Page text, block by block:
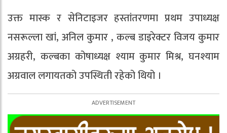
उक्त मास्क र सेनिटाइजर हस्तांतरणमा प्रथम उपाध्यक्ष
नसरूल्ला खां, अनिल कुमार , कल्ब डाइरेक्टर विजय कुमार
अग्रहरी, कल्बका कोषाध्यक्ष श्याम कुमार मिश्र, घनश्याम
अग्रवाल लगायतको उपस्थिती रहेको थियो ।